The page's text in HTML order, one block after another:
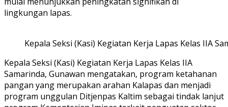
lingkungan lapas.
Kepala Seksi (Kasi) Kegiatan Kerja Lapas Kelas IIA
Kepala Seksi (Kasi) Kegiatan Kerja Lapas Kelas IIA
Samarinda, Gunawan mengatakan, program ketahanan
pangan yang merupakan arahan Kalapas dan menjadi
program unggulan Ditjenpas Kaltim sebagai tindak lanjut